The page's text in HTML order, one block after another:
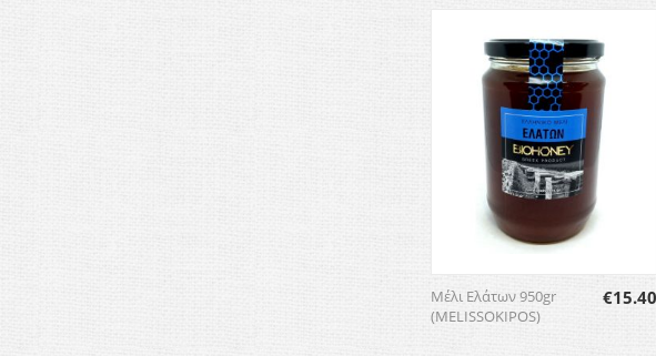
Μέλι Ελάτων 950gr
(MELISSOKIPOS)
€15.40